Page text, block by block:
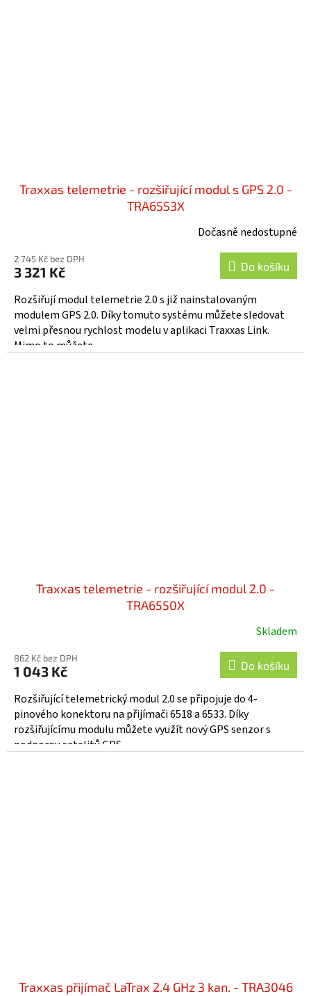
Traxxas telemetrie - rozšiřující modul s GPS 2.0 -
TRA6553X
Dočasně nedostupné
2 745 Kč bez DPH
3 321 Kč Do košíku
Rozšiřují modul telemetrie 2.0 s již nainstalovaným
modulem GPS 2.0. Díky tomuto systému můžete sledovat
velmi přesnou rychlost modelu v aplikaci Traxxas Link.
Mimo to můžete...
Traxxas telemetrie - rozšiřující modul 2.0 -
TRA6550X
Skladem
862 Kč bez DPH
1 043 Kč Do košíku
Rozšiřující telemetrický modul 2.0 se připojuje do 4-
pinového konektoru na přijímači 6518 a 6533. Díky
rozšiřujícímu modulu můžete využít nový GPS senzor s
podporou satelitů GPS...
Traxxas přijímač LaTrax 2.4 GHz 3 kan. - TRA3046